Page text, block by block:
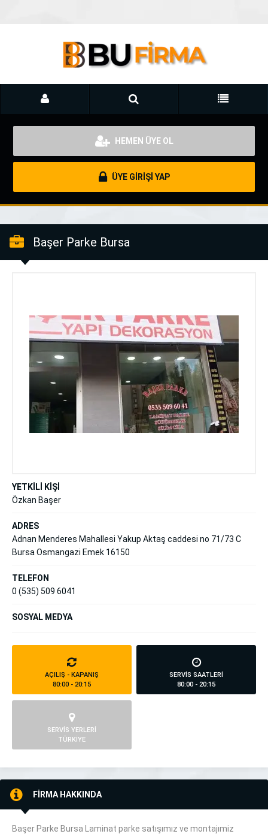
HEMEN ÜYE OL
ÜYE GİRİŞİ YAP
Başer Parke Bursa
YETKİLİ KİŞİ
Özkan Başer
ADRES
Adnan Menderes Mahallesi Yakup Aktaş caddesi no 71/73 C
Bursa Osmangazi Emek 16150
TELEFON
0 (535) 509 6041
SOSYAL MEDYA
AÇILIŞ - KAPANIŞ
80:00 - 20:15
SERVİS SAATLERİ
80:00 - 20:15
SERVİS YERLERİ
TÜRKİYE
FİRMA HAKKINDA
Başer Parke Bursa Laminat parke satışımız ve montajımiz